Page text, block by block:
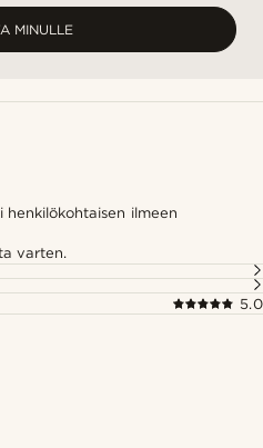
MINULLE
henkilökohtaisen ilmeen
varten.
5.0